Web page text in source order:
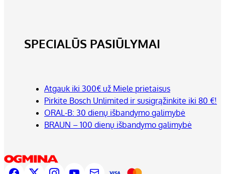
SPECIALŪS PASIŪLYMAI
Atgauk iki 300€ už Miele prietaisus
Pirkite Bosch Unlimited ir susigrąžinkite iki 80 €!
ORAL-B: 30 dienų išbandymo galimybė
BRAUN – 100 dienų išbandymo galimybė